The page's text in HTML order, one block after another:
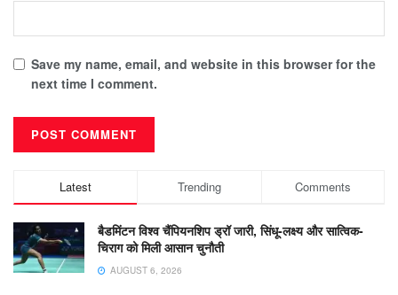
Save my name, email, and website in this browser for the
next time I comment.
Latest Trending Comments
बैडमिंटन विश्व चैंपियनशिप ड्रॉ जारी, सिंधू-लक्ष्य और सात्विक-
चिराग को मिली आसान चुनौती
AUGUST 6, 2026